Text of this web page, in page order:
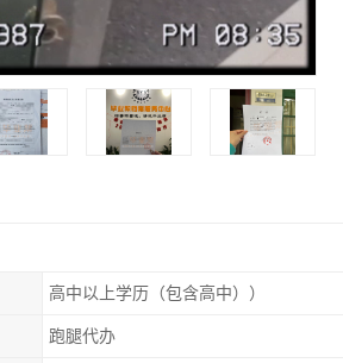
高中以上学历（包含高中））
跑腿代办